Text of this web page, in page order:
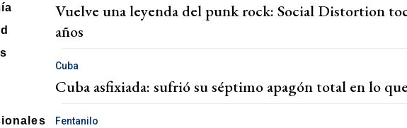
Vuelve una leyenda del punk rock: Social Distortion
años
Cuba
Cuba asfixiada: sufrió su séptimo apagón total en lo
Fentanilo